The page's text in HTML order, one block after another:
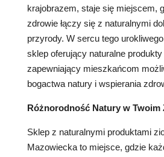
krajobrazem, staje się miejscem,
zdrowie łączy się z naturalnymi
przyrody. W sercu tego
sklep oferujący naturalne produkty
zapewniający mieszkańcom
bogactwa natury i wspierania
Różnorodność Natury w Twoim
Sklep z naturalnymi produktami
Mazowiecka to miejsce, gdzie